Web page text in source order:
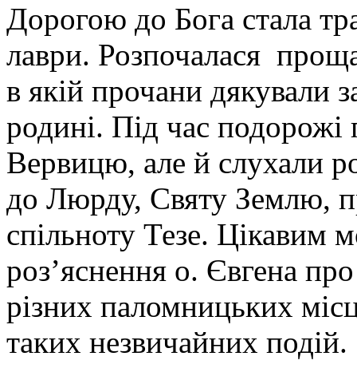
Дорогою до Бога стала
лаври. Розпочалася
в якій прочани дякували
родині. Під час
Вервицю, але й слухали
до Люрду, Святу Землю,
спільноту Тезе. Цікавим
роз’яснення о. Євгена
різних паломницьких
таких незвичайних подій.